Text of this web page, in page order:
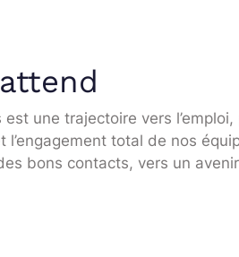
une trajectoire vers
l’engagement total de nos
bons contacts, vers un